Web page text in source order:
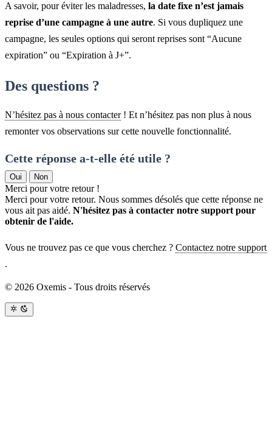
A savoir, pour éviter les maladresses, la date fixe n’est jamais
reprise d’une campagne à une autre. Si vous dupliquez une
campagne, les seules options qui seront reprises sont “Aucune
expiration” ou “Expiration à J+”.
Des questions ?
N’hésitez pas à nous contacter! Et n’hésitez pas non plus à nous
remonter vos observations sur cette nouvelle fonctionnalité.
Cette réponse a-t-elle été utile ?
Oui Non
Merci pour votre retour !
Merci pour votre retour. Nous sommes désolés que cette réponse ne
vous ait pas aidé. N'hésitez pas à contacter notre support pour
obtenir de l'aide.
Vous ne trouvez pas ce que vous cherchez ? Contactez notre support
.
© 2026 Oxemis - Tous droits réservés